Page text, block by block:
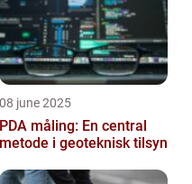
08 june 2025
PDA måling: En central
metode i geoteknisk tilsyn